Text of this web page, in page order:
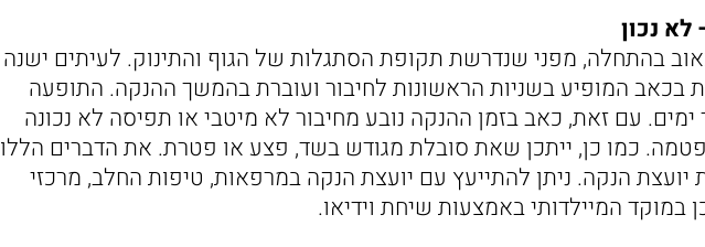
לא נכון
בהתחלה, מפני שנדרשת תקופת הסתגלות של הגוף והתינוק. לעיתים ישנה
בכאב המופיע בשניות הראשונות לחיבור ועוברת בהמשך ההנקה. התופעה
עם זאת, כאב בזמן ההנקה נובע מחיבור לא מיטבי או תפיסה לא נכונה
כמו כן, ייתכן שאת סובלת מגודש בשד, פצע או פטרת. את הדברים הללו
יועצת הנקה. ניתן להתייעץ עם יועצת הנקה במרפאות, טיפות החלב, מרכזי
במוקד המיילדותי באמצעות שיחת וידיאו.